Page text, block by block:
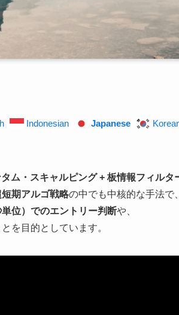
Indonesian Japanese
ム・スキャルピング + 板情報フィルタ
短期アルゴ戦略の中でも中核的な手法で、
位）でのエントリー判断や、
とを目的としています。